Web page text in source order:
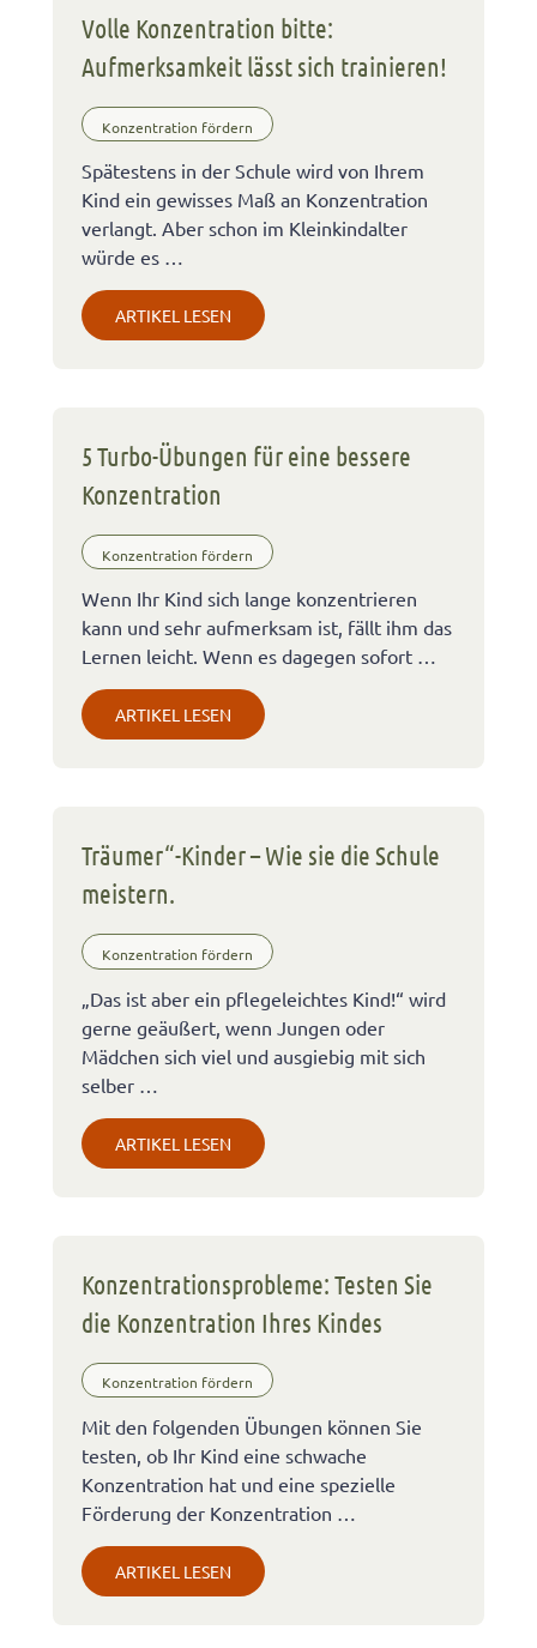
Volle Konzentration bitte:
Aufmerksamkeit lässt sich trainieren!
Konzentration fördern
Spätestens in der Schule wird von Ihrem
Kind ein gewisses Maß an Konzentration
verlangt. Aber schon im Kleinkindalter
würde es …
ARTIKEL LESEN
5 Turbo-Übungen für eine bessere
Konzentration
Konzentration fördern
Wenn Ihr Kind sich lange konzentrieren
kann und sehr aufmerksam ist, fällt ihm das
Lernen leicht. Wenn es dagegen sofort …
ARTIKEL LESEN
Träumer“-Kinder – Wie sie die Schule
meistern.
Konzentration fördern
„Das ist aber ein pflegeleichtes Kind!“ wird
gerne geäußert, wenn Jungen oder
Mädchen sich viel und ausgiebig mit sich
selber …
ARTIKEL LESEN
Konzentrationsprobleme: Testen Sie
die Konzentration Ihres Kindes
Konzentration fördern
Mit den folgenden Übungen können Sie
testen, ob Ihr Kind eine schwache
Konzentration hat und eine spezielle
Förderung der Konzentration …
ARTIKEL LESEN